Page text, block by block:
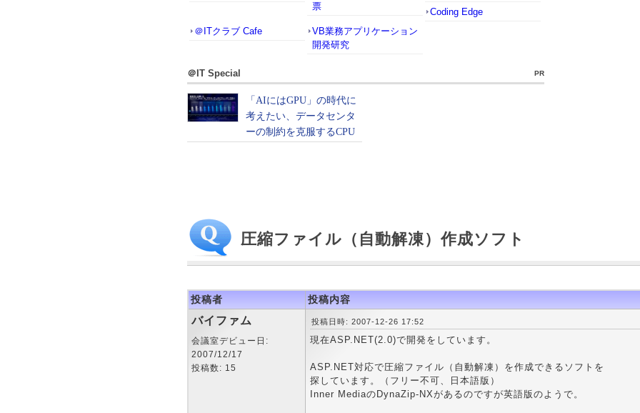
票
Coding Edge
＠ITクラブ Cafe
VB業務アプリケーション
開発研究
＠IT Special PR
圧縮ファイル（自動解凍）作成ソフト
投稿者 投稿内容
バイファム
会議室デビュー日:
2007/12/17
投稿数: 15
投稿日時: 2007-12-26 17:52
現在ASP.NET(2.0)で開発をしています。
ASP.NET対応で圧縮ファイル（自動解凍）を作成できるソフトを
探しています。（フリー不可、日本語版）
Inner MediaのDynaZip-NXがあるのですが英語版のようで。